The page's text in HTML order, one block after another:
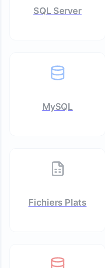
SQL Server
MySQL
Fichiers Plats